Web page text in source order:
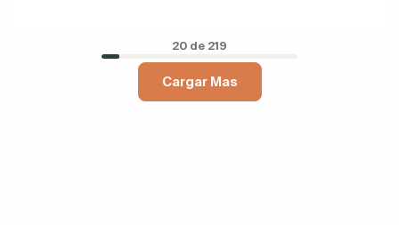
20 de 219
Cargar Mas